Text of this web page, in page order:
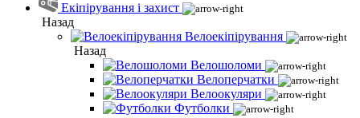
Екіпірування і захист
Назад
Велоекіпірування
Назад
Велошоломи
Велоперчатки
Велоокуляри
Футболки